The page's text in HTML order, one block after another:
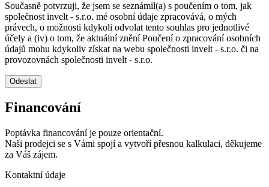
Současně potvrzuji, že jsem se seznámil(a) s poučením o tom, jak
společnost invelt - s.r.o. mé osobní údaje zpracovává, o mých
právech, o možnosti kdykoli odvolat tento souhlas pro jednotlivé
účely a (iv) o tom, že aktuální znění Poučení o zpracování osobních
údajů mohu kdykoliv získat na webu společnosti invelt - s.r.o. či na
provozovnách společnosti invelt - s.r.o.
Odeslat
Financování
Poptávka financování je pouze orientační.
Naši prodejci se s Vámi spojí a vytvoří přesnou kalkulaci, děkujeme
za Váš zájem.
Kontaktní údaje